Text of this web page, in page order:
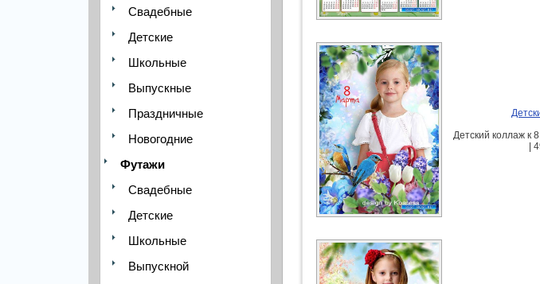
Свадебные
Детские
Школьные
Выпускные
Праздничные
Новогодние
Футажи
Свадебные
Детские
Школьные
Выпускной
Детский коллаж к
|